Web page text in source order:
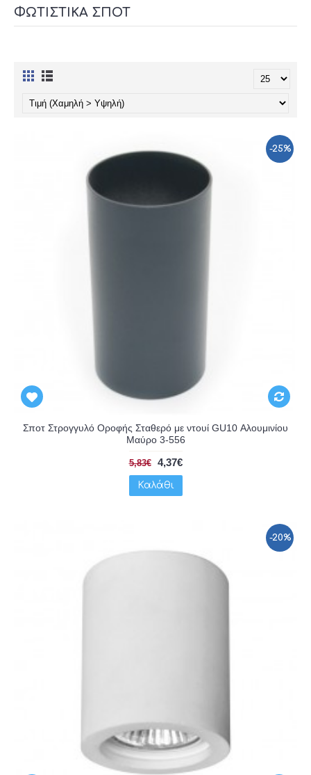
ΦΩΤΙΣΤΙΚΆ ΣΠΟΤ
-25%
Σποτ Στρογγυλό Οροφής Σταθερό με ντουί GU10 Αλουμινίου
Μαύρο 3-556
5,83€ 4,37€
Καλάθι
-20%